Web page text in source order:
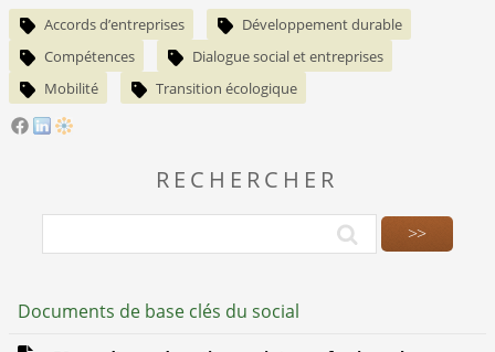
Accords d’entreprises
Développement durable
Compétences
Dialogue social et entreprises
Mobilité
Transition écologique
RECHERCHER
Documents de base clés du social